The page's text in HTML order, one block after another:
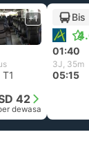
+1
42
dewasa
Bis
01:40
3J, 35m
05:15